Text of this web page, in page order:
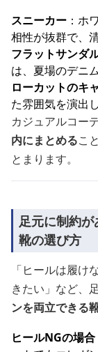
スニーカー ：ホ
相性が抜群で、
フラットサンダ
は、夏場のデニ
ローカットのキ
た雰囲気を演出
カジュアルコー
内にまとめるこ
とまります。
足元に制約
靴の選び方
「ヒールは履け
きたい」など、
ンを両立できる
ヒールNGの場合